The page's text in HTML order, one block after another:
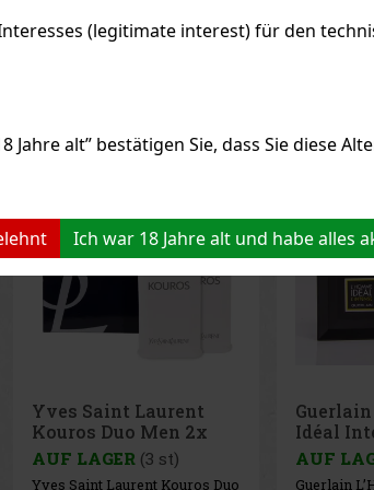
(legitimate interest) für den
alt” bestätigen Sie, dass Sie diese
Ich war 18 Jahre alt und habe alles
Rabatt: 5%
Yves Saint Laurent
Kouros Duo Men 2x
EdT 50 ml
AUF LAGER(3 st)
Yves Saint Laurent Kouros Duo
Idéal
ml
AUF
Guerlain